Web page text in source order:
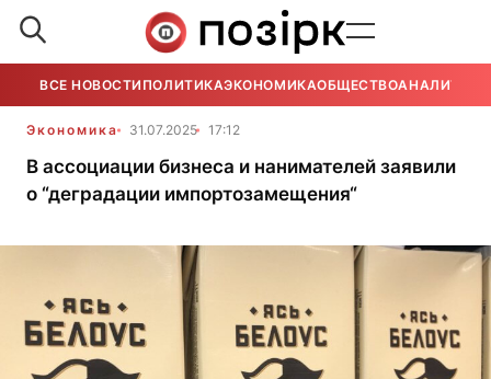
ВСЕ НОВОСТИ ПОЛИТИКАЭКОНОМИКАОБЩЕСТВОАНАЛИТИКА
Экономика 31.07.2025 17:12
В ассоциации бизнеса и нанимателей заявили
о “деградации импортозамещения“